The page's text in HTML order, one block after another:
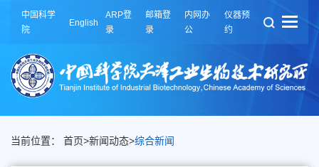
中国科学
院
English
ARP登
录
邮箱登
录
内网办
公
仪器预
约
当前位置： 首页>新闻动态>综合新闻